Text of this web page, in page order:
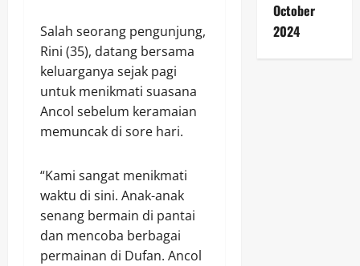
Salah seorang pengunjung,
Rini (35), datang bersama
keluarganya sejak pagi
untuk menikmati suasana
Ancol sebelum keramaian
memuncak di sore hari.
“Kami sangat menikmati
waktu di sini. Anak-anak
senang bermain di pantai
dan mencoba berbagai
permainan di Dufan. Ancol
October
2024